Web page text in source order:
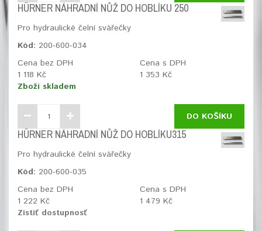
HÜRNER NÁHRADNÍ NŮŽ DO HOBLÍKU 250
Pro hydraulické čelní svářečky
Kód: 200-600-034
Cena bez DPH
1 118 Kč
Cena s DPH
1 353 Kč
Zboží skladem
DO KOŠÍKU
HÜRNER NÁHRADNÍ NŮŽ DO HOBLÍKU315
Pro hydraulické čelní svářečky
Kód: 200-600-035
Cena bez DPH
1 222 Kč
Cena s DPH
1 479 Kč
Zistiť dostupnosť